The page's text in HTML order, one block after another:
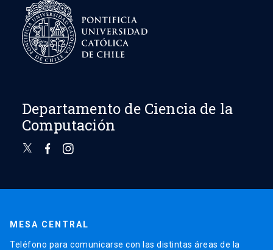
Departamento de Ciencia de la
Computación
MESA CENTRAL
Teléfono para comunicarse con las distintas áreas de la